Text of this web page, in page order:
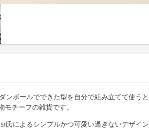
ンボールでできた型を自分で組み立てて使うと
チーフの雑貨です。
氏によるシンプルかつ可愛い過ぎないデザイン